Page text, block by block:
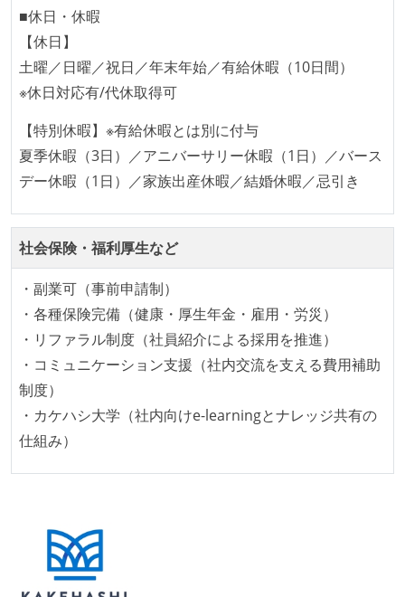
■休日・休暇
【休日】
土曜／日曜／祝日／年末年始／有給休暇（10日間）
※休日対応有/代休取得可
【特別休暇】※有給休暇とは別に付与
夏季休暇（3日）／アニバーサリー休暇（1日）／バース
デー休暇（1日）／家族出産休暇／結婚休暇／忌引き
社会保険・福利厚生など
・副業可（事前申請制）
・各種保険完備（健康・厚生年金・雇用・労災）
・リファラル制度（社員紹介による採用を推進）
・コミュニケーション支援（社内交流を支える費用補助
制度）
・カケハシ大学（社内向けe-learningとナレッジ共有の
仕組み）